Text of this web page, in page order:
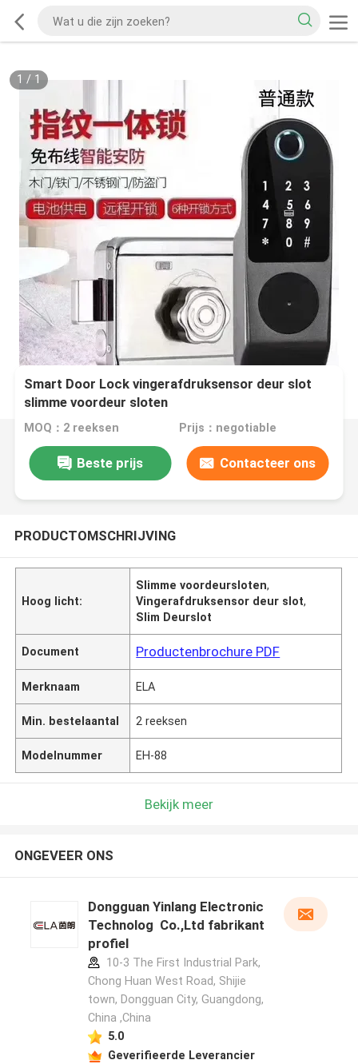
1 / 1
Smart Door Lock vingerafdruksensor deur slot
slimme voordeur sloten
MOQ：2 reeksen Prijs：negotiable
Beste prijs Contacteer ons
PRODUCTOMSCHRIJVING
Hoog licht:
Slimme voordeursloten,
Vingerafdruksensor deur slot,
Slim Deurslot
Document Productenbrochure PDF
Merknaam ELA
Min. bestelaantal 2 reeksen
Modelnummer EH-88
Bekijk meer
ONGEVEER ONS
Dongguan Yinlang Electronic
Technolog Co.,Ltd fabrikant
profiel
10-3 The First Industrial Park,
Chong Huan West Road, Shijie
town, Dongguan City, Guangdong,
China ,China
5.0
Geverifieerde Leverancier